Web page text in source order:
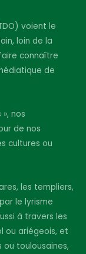
voient le
loin de la
connaître
de
nos
de nos
cultures ou
les templiers,
le lyrisme
à travers les
ou ariégeois, et
ou toulousaines,